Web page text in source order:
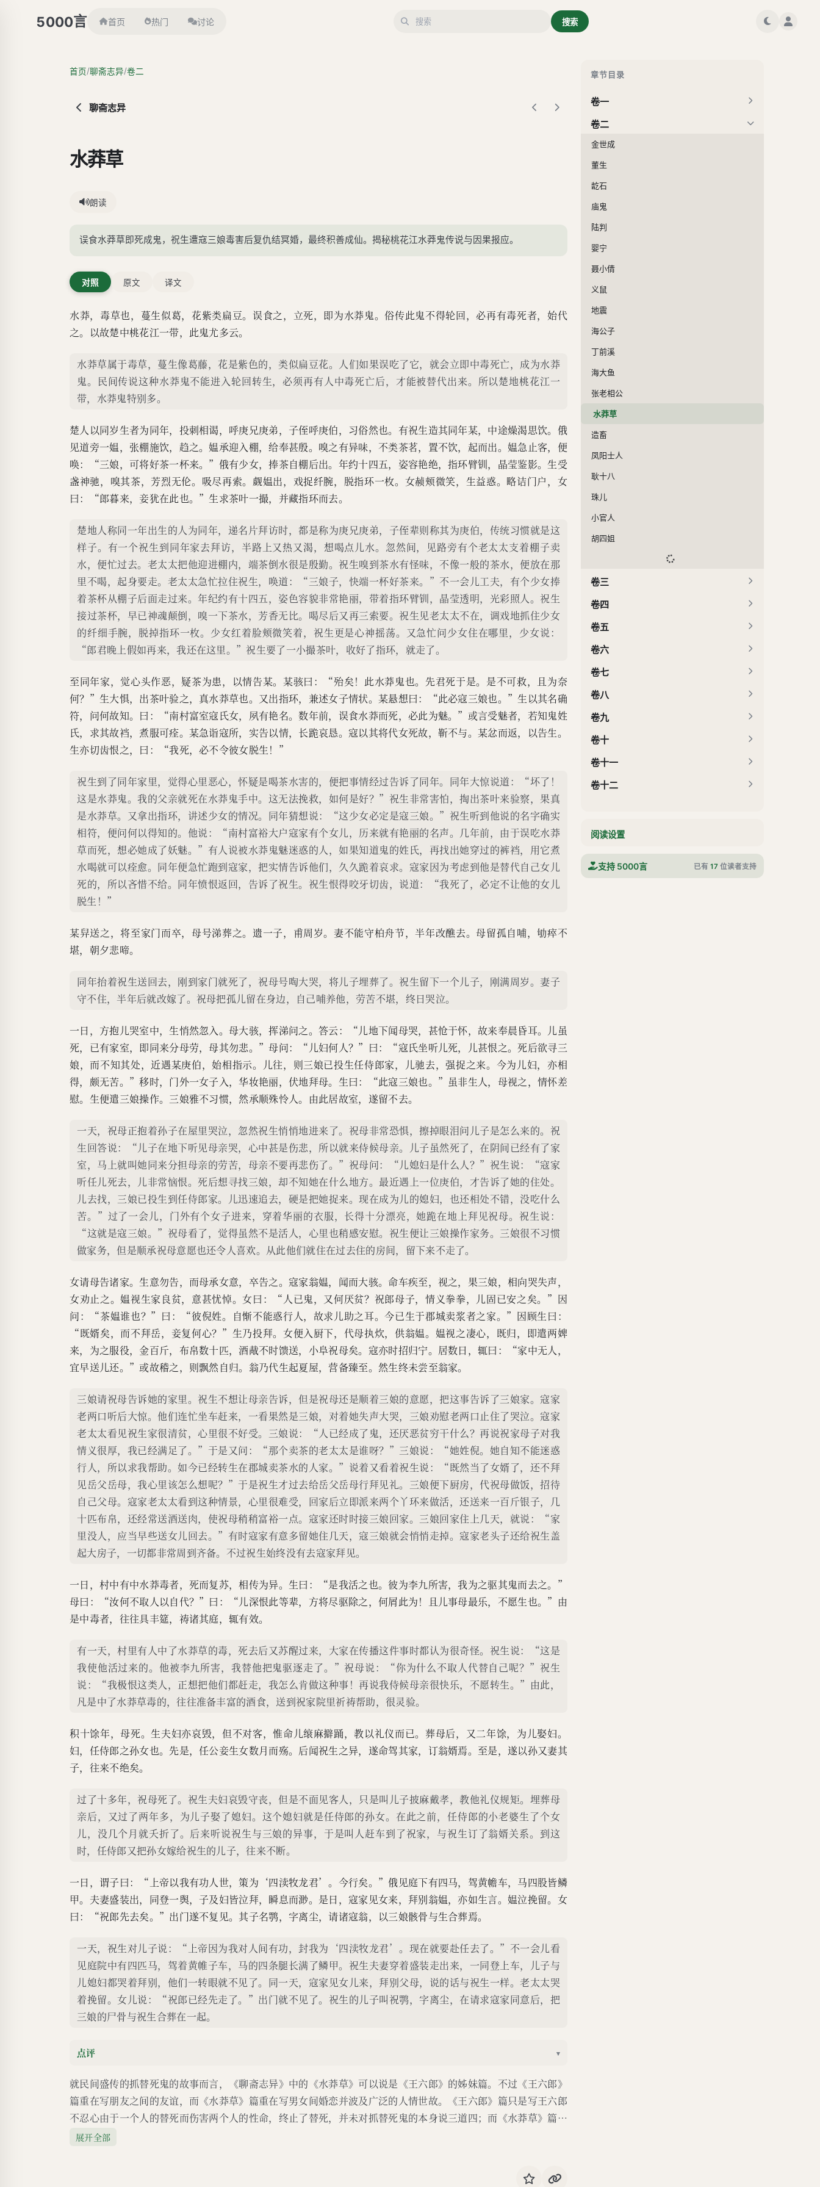
5000言 首页 热门 讨论 搜索
首页/聊斋志异/卷二
聊斋志异
水莽草
朗读
误食水莽草即死成鬼，祝生遭寇三娘毒害后复仇结冥婚，最终积善成仙。揭秘桃花江水莽鬼传说与因果报应。
对照 原文 译文
水莽，毒草也，蔓生似葛，花紫类扁豆。误食之，立死，即为水莽鬼。俗传此鬼不得轮回，必再有毒死者，始代
之。以故楚中桃花江一带，此鬼尤多云。
水莽草属于毒草，蔓生像葛藤，花是紫色的，类似扁豆花。人们如果误吃了它，就会立即中毒死亡，成为水莽
鬼。民间传说这种水莽鬼不能进入轮回转生，必须再有人中毒死亡后，才能被替代出来。所以楚地桃花江一
带，水莽鬼特别多。
楚人以同岁生者为同年，投刺相谒，呼庚兄庚弟，子侄呼庚伯，习俗然也。有祝生造其同年某，中途燥渴思饮。俄
见道旁一媪，张棚施饮，趋之。媪承迎入棚，给奉甚殷。嗅之有异味，不类茶茗，置不饮，起而出。媪急止客，便
唤：“三娘，可将好茶一杯来。”俄有少女，捧茶自棚后出。年约十四五，姿容艳绝，指环臂钏，晶莹鉴影。生受
盏神驰，嗅其茶，芳烈无伦。吸尽再索。觑媪出，戏捉纤腕，脱指环一枚。女赪颊微笑，生益惑。略诘门户，女
曰：“郎暮来，妾犹在此也。”生求茶叶一撮，并藏指环而去。
楚地人称同一年出生的人为同年，递名片拜访时，都是称为庚兄庚弟，子侄辈则称其为庚伯，传统习惯就是这
样子。有一个祝生到同年家去拜访，半路上又热又渴，想喝点儿水。忽然间，见路旁有个老太太支着棚子卖
水，便忙过去。老太太把他迎进棚内，端茶倒水很是殷勤。祝生嗅到茶水有怪味，不像一般的茶水，便放在那
里不喝，起身要走。老太太急忙拉住祝生，唤道：“三娘子，快端一杯好茶来。”不一会儿工夫，有个少女捧
着茶杯从棚子后面走过来。年纪约有十四五，姿色容貌非常艳丽，带着指环臂钏，晶莹透明，光彩照人。祝生
接过茶杯，早已神魂颠倒，嗅一下茶水，芳香无比。喝尽后又再三索要。祝生见老太太不在，调戏地抓住少女
的纤细手腕，脱掉指环一枚。少女红着脸颊微笑着，祝生更是心神摇荡。又急忙问少女住在哪里，少女说：
“郎君晚上假如再来，我还在这里。”祝生要了一小撮茶叶，收好了指环，就走了。
至同年家，觉心头作恶，疑茶为患，以情告某。某骇曰：“殆矣！此水莽鬼也。先君死于是。是不可救，且为奈
何？”生大惧，出茶叶验之，真水莽草也。又出指环，兼述女子情状。某悬想曰：“此必寇三娘也。”生以其名确
符，问何故知。曰：“南村富室寇氏女，夙有艳名。数年前，误食水莽而死，必此为魅。”或言受魅者，若知鬼姓
氏，求其故裆，煮服可痊。某急诣寇所，实告以情，长跪哀恳。寇以其将代女死故，靳不与。某忿而返，以告生。
生亦切齿恨之，曰：“我死，必不令彼女脱生！”
祝生到了同年家里，觉得心里恶心，怀疑是喝茶水害的，便把事情经过告诉了同年。同年大惊说道：“坏了！
这是水莽鬼。我的父亲就死在水莽鬼手中。这无法挽救，如何是好？”祝生非常害怕，掏出茶叶来验察，果真
是水莽草。又拿出指环，讲述少女的情况。同年猜想说：“这少女必定是寇三娘。”祝生听到他说的名字确实
相符，便问何以得知的。他说：“南村富裕大户寇家有个女儿，历来就有艳丽的名声。几年前，由于误吃水莽
草而死，想必她成了妖魅。”有人说被水莽鬼魅迷惑的人，如果知道鬼的姓氏，再找出她穿过的裤裆，用它煮
水喝就可以痊愈。同年便急忙跑到寇家，把实情告诉他们，久久跪着哀求。寇家因为考虑到他是替代自己女儿
死的，所以吝惜不给。同年愤恨返回，告诉了祝生。祝生恨得咬牙切齿，说道：“我死了，必定不让他的女儿
脱生！”
某舁送之，将至家门而卒，母号涕葬之。遗一子，甫周岁。妻不能守柏舟节，半年改醮去。母留孤自哺，劬瘁不
堪，朝夕悲啼。
同年抬着祝生送回去，刚到家门就死了，祝母号啕大哭，将儿子埋葬了。祝生留下一个儿子，刚满周岁。妻子
守不住，半年后就改嫁了。祝母把孤儿留在身边，自己哺养他，劳苦不堪，终日哭泣。
一日，方抱儿哭室中，生悄然忽入。母大骇，挥涕问之。答云：“儿地下闻母哭，甚怆于怀，故来奉晨昏耳。儿虽
死，已有家室，即同来分母劳，母其勿悲。”母问：“儿妇何人？”曰：“寇氏坐听儿死，儿甚恨之。死后欲寻三
娘，而不知其处，近遇某庚伯，始相指示。儿往，则三娘已投生任侍郎家，儿驰去，强捉之来。今为儿妇，亦相
得，颇无苦。”移时，门外一女子入，华妆艳丽，伏地拜母。生曰：“此寇三娘也。”虽非生人，母视之，情怀差
慰。生便遣三娘操作。三娘雅不习惯，然承顺殊怜人。由此居故室，遂留不去。
一天，祝母正抱着孙子在屋里哭泣，忽然祝生悄悄地进来了。祝母非常恐惧，擦掉眼泪问儿子是怎么来的。祝
生回答说：“儿子在地下听见母亲哭，心中甚是伤悲，所以就来侍候母亲。儿子虽然死了，在阴间已经有了家
室，马上就叫她同来分担母亲的劳苦，母亲不要再悲伤了。”祝母问：“儿媳妇是什么人？”祝生说：“寇家
听任儿死去，儿非常恼恨。死后想寻找三娘，却不知她在什么地方。最近遇上一位庚伯，才告诉了她的住处。
儿去找，三娘已投生到任侍郎家。儿迅速追去，硬是把她捉来。现在成为儿的媳妇，也还相处不错，没吃什么
苦。”过了一会儿，门外有个女子进来，穿着华丽的衣服，长得十分漂亮，她跪在地上拜见祝母。祝生说：
“这就是寇三娘。”祝母看了，觉得虽然不是活人，心里也稍感安慰。祝生便让三娘操作家务。三娘很不习惯
做家务，但是顺承祝母意愿也还令人喜欢。从此他们就住在过去住的房间，留下来不走了。
女请母告诸家。生意勿告，而母承女意，卒告之。寇家翁媪，闻而大骇。命车疾至，视之，果三娘，相向哭失声，
女劝止之。媪视生家良贫，意甚忧悼。女曰：“人已鬼，又何厌贫？祝郎母子，情义拳拳，儿固已安之矣。”因
问：“茶媪谁也？”曰：“彼倪姓。自惭不能惑行人，故求儿助之耳。今已生于郡城卖浆者之家。”因顾生曰：
“既婿矣，而不拜岳，妾复何心？”生乃投拜。女便入厨下，代母执炊，供翁媪。媪视之凄心，既归，即遣两婢
来，为之服役，金百斤，布帛数十匹，酒胾不时馈送，小阜祝母矣。寇亦时招归宁。居数日，辄曰：“家中无人，
宜早送儿还。”或故稽之，则飘然自归。翁乃代生起夏屋，营备臻至。然生终未尝至翁家。
三娘请祝母告诉她的家里。祝生不想让母亲告诉，但是祝母还是顺着三娘的意愿，把这事告诉了三娘家。寇家
老两口听后大惊。他们连忙坐车赶来，一看果然是三娘，对着她失声大哭，三娘劝慰老两口止住了哭泣。寇家
老太太看见祝生家很清贫，心里很不好受。三娘说：“人已经成了鬼，还厌恶贫穷干什么？再说祝家母子对我
情义很厚，我已经满足了。”于是又问：“那个卖茶的老太太是谁呀？”三娘说：“她姓倪。她自知不能迷惑
行人，所以求我帮助。如今已经转生在郡城卖茶水的人家。”说着又看着祝生说：“既然当了女婿了，还不拜
见岳父岳母，我心里该怎么想呢？”于是祝生才过去给岳父岳母行拜见礼。三娘便下厨房，代祝母做饭，招待
自己父母。寇家老太太看到这种情景，心里很难受，回家后立即派来两个丫环来做活，还送来一百斤银子，几
十匹布帛，还经常送酒送肉，使祝母稍稍富裕一点。寇家还时时接三娘回家。三娘回家住上几天，就说：“家
里没人，应当早些送女儿回去。”有时寇家有意多留她住几天，寇三娘就会悄悄走掉。寇家老头子还给祝生盖
起大房子，一切都非常周到齐备。不过祝生始终没有去寇家拜见。
一日，村中有中水莽毒者，死而复苏，相传为异。生曰：“是我活之也。彼为李九所害，我为之驱其鬼而去之。”
母曰：“汝何不取人以自代？”曰：“儿深恨此等辈，方将尽驱除之，何屑此为！且儿事母最乐，不愿生也。”由
是中毒者，往往具丰筵，祷诸其庭，辄有效。
有一天，村里有人中了水莽草的毒，死去后又苏醒过来，大家在传播这件事时都认为很奇怪。祝生说：“这是
我使他活过来的。他被李九所害，我替他把鬼驱逐走了。”祝母说：“你为什么不取人代替自己呢？”祝生
说：“我极恨这类人，正想把他们都赶走，我怎么肯做这种事！再说我侍候母亲很快乐，不愿转生。”由此，
凡是中了水莽草毒的，往往准备丰富的酒食，送到祝家院里祈祷帮助，很灵验。
积十馀年，母死。生夫妇亦哀毁，但不对客，惟命儿缞麻擗踊，教以礼仪而已。葬母后，又二年馀，为儿娶妇。
妇，任侍郎之孙女也。先是，任公妾生女数月而殇。后闻祝生之异，遂命驾其家，订翁婿焉。至是，遂以孙又妻其
子，往来不绝矣。
过了十多年，祝母死了。祝生夫妇哀毁守丧，但是不面见客人，只是叫儿子披麻戴孝，教他礼仪规矩。埋葬母
亲后，又过了两年多，为儿子娶了媳妇。这个媳妇就是任侍郎的孙女。在此之前，任侍郎的小老婆生了个女
儿，没几个月就夭折了。后来听说祝生与三娘的异事，于是叫人赶车到了祝家，与祝生订了翁婿关系。到这
时，任侍郎又把孙女嫁给祝生的儿子，往来不断。
一日，谓子曰：“上帝以我有功人世，策为‘四渎牧龙君’。今行矣。”俄见庭下有四马，驾黄幨车，马四股皆鳞
甲。夫妻盛装出，同登一舆，子及妇皆泣拜，瞬息而渺。是日，寇家见女来，拜别翁媪，亦如生言。媪泣挽留。女
曰：“祝郎先去矣。”出门遂不复见。其子名鹗，字离尘，请诸寇翁，以三娘骸骨与生合葬焉。
一天，祝生对儿子说：“上帝因为我对人间有功，封我为‘四渎牧龙君’。现在就要赴任去了。”不一会儿看
见庭院中有四匹马，驾着黄帷子车，马的四条腿长满了鳞甲。祝生夫妻穿着盛装走出来，一同登上车，儿子与
儿媳妇都哭着拜别，他们一转眼就不见了。同一天，寇家见女儿来，拜别父母，说的话与祝生一样。老太太哭
着挽留。女儿说：“祝郎已经先走了。”出门就不见了。祝生的儿子叫祝鹗，字离尘，在请求寇家同意后，把
三娘的尸骨与祝生合葬在一起。
点评 ▾
就民间盛传的抓替死鬼的故事而言，《聊斋志异》中的《水莽草》可以说是《王六郎》的姊妹篇。不过《王六郎》
篇重在写朋友之间的友谊，而《水莽草》篇重在写男女间婚恋并波及广泛的人情世故。《王六郎》篇只是写王六郎
不忍心由于一个人的替死而伤害两个人的性命，终止了替死，并未对抓替死鬼的本身说三道四；而《水莽草》篇…
展开全部
章节目录
卷一
卷二
金世成
董生
龁石
庙鬼
陆判
婴宁
聂小倩
义鼠
地震
海公子
丁前溪
海大鱼
张老相公
水莽草
造畜
凤阳士人
耿十八
珠儿
小官人
胡四姐
卷三
卷四
卷五
卷六
卷七
卷八
卷九
卷十
卷十一
卷十二
阅读设置
支持 5000言 已有 17 位读者支持